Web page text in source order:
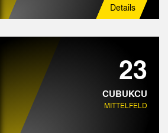
Details
23
CUBUKCU
MITTELFELD